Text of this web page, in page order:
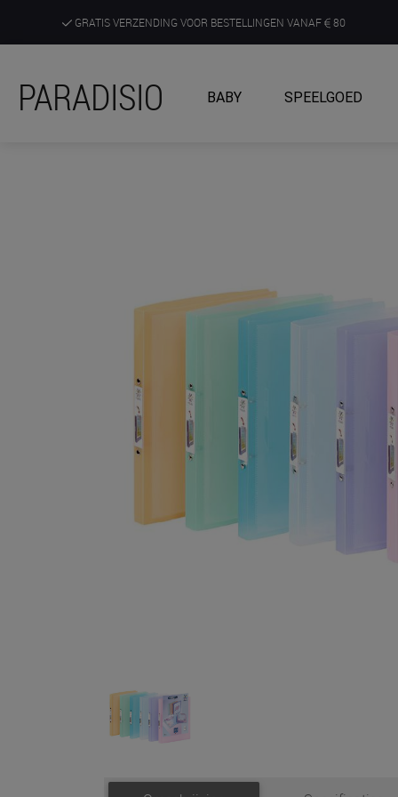
GRATIS VERZENDING VOOR BESTELLINGEN VANAF 80
ONTDEK, BELEEF EN KRIJG ADVIES IN ONZE WINKELS
PARADISIO BABY SPEELGOED